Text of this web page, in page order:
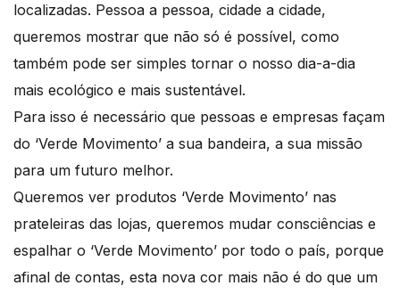
localizadas. Pessoa a pessoa, cidade a cidade,
queremos mostrar que não só é possível, como
também pode ser simples tornar o nosso dia-a-dia
mais ecológico e mais sustentável.
Para isso é necessário que pessoas e empresas façam
do ‘Verde Movimento’ a sua bandeira, a sua missão
para um futuro melhor.
Queremos ver produtos ‘Verde Movimento’ nas
prateleiras das lojas, queremos mudar consciências e
espalhar o ‘Verde Movimento’ por todo o país, porque
afinal de contas, esta nova cor mais não é do que um